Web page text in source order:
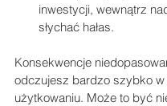
inwestycji, wewnątrz
słychać hałas.
Konsekwencje
odczujesz bardzo szybko
użytkowaniu. Może to być